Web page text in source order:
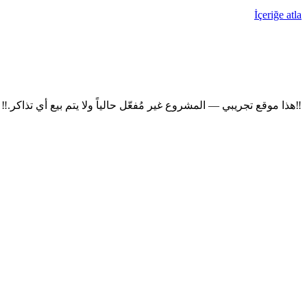
İçeriğe atla
‼هذا موقع تجريبي — المشروع غير مُفعّل حالياً ولا يتم بيع أي تذاكر.‼